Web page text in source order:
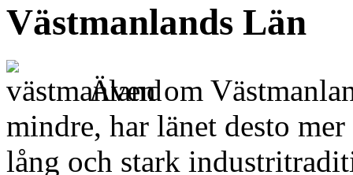
Västmanlands Län
Även om
mindre, har länet desto
lång och stark